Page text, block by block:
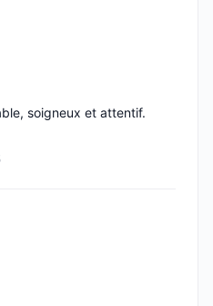
soigneux et attentif.